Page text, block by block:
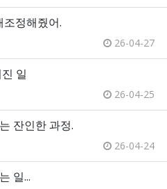
정해줬어.
26-04-27
일
26-04-25
잔인한 과정.
26-04-24
일...